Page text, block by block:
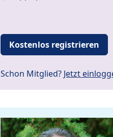
Kostenlos registrieren
Schon Mitglied? Jetzt